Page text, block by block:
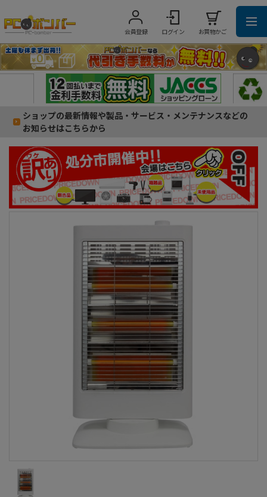
会員登録 ログイン お買物かご
ショップの最新情報や製品・サービス・メンテナンスなどの
お知らせはこちらから